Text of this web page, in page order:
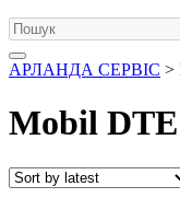
АРЛАНДА СЕРВІС >
Mobil